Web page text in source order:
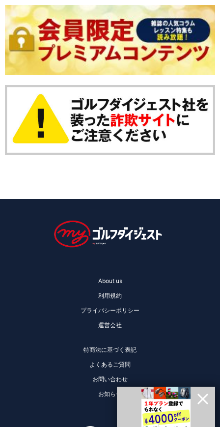
About us
利用規約
プライバシーポリシー
運営会社
特商法に基づく表記
よくあるご質問
お問い合わせ
お知らせ